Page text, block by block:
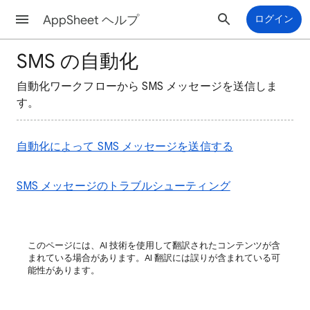
AppSheet ヘルプ ログイン
SMS の自動化
自動化ワークフローから SMS メッセージを送信しま
す。
自動化によって SMS メッセージを送信する
SMS メッセージのトラブルシューティング
このページには、AI 技術を使用して翻訳されたコンテンツが含
まれている場合があります。AI 翻訳には誤りが含まれている可
能性があります。